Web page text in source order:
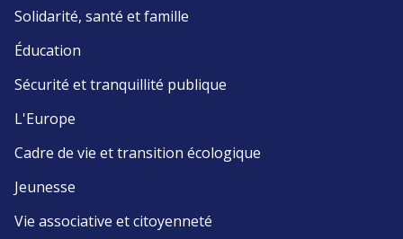
Solidarité, santé et famille
Éducation
Sécurité et tranquillité publique
L'Europe
Cadre de vie et transition écologique
Jeunesse
Vie associative et citoyenneté